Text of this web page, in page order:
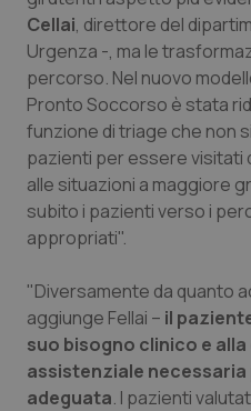
Lombardia
Marche
Molise
Piemonte
Provincia
Puglia
Dolore
Donna & Salute
Epatiti
HIV
Ipertensione &
Malattie rare
Cellai, direttore del
Urgenza -, ma le
percorso. Nel nuovo
Pronto Soccorso è stata
funzione di triage che non
pazienti per essere visitati
alle situazioni a maggiore
subito i pazienti verso i
appropriati".
"Diversamente da quanto
aggiunge Fellai – il
suo bisogno clinico e
assistenziale
adeguata. I pazienti